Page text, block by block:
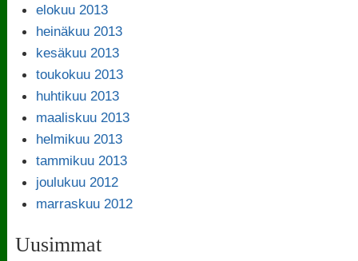
elokuu 2013
heinäkuu 2013
kesäkuu 2013
toukokuu 2013
huhtikuu 2013
maaliskuu 2013
helmikuu 2013
tammikuu 2013
joulukuu 2012
marraskuu 2012
Uusimmat